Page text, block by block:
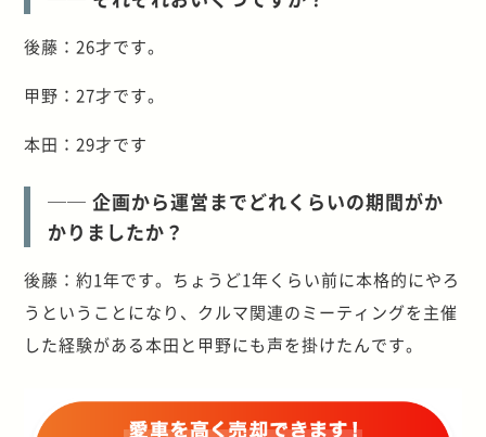
後藤：26才です。
甲野：27才です。
本田：29才です
── 企画から運営までどれくらいの期間がか
かりましたか？
後藤：約1年です。ちょうど1年くらい前に本格的にやろ
うということになり、クルマ関連のミーティングを主催
した経験がある本田と甲野にも声を掛けたんです。